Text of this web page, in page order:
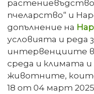
пчеларство“ и
допълнение на
условията и реда
интервенциите
среда и климата
животните,
18 от 04 март